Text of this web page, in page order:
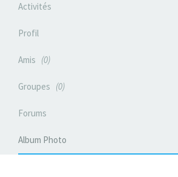
Activités
Profil
Amis 0
Groupes 0
Forums
Album Photo